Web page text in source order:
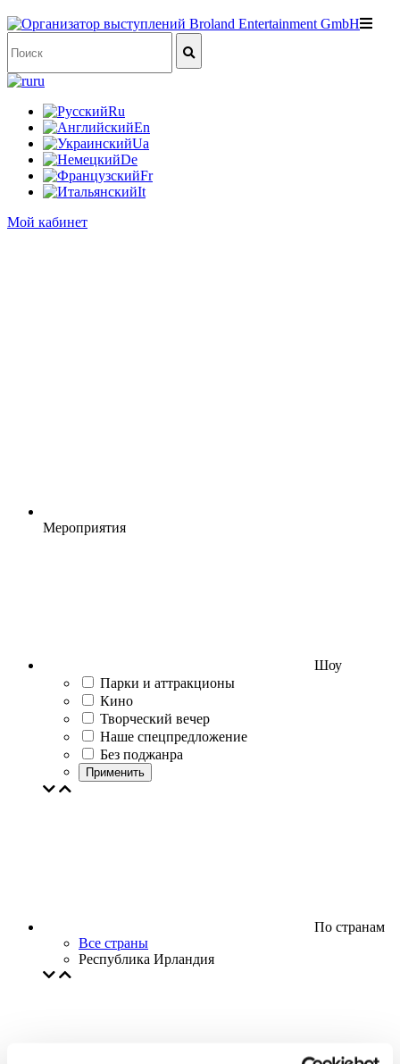
ru
Ru
En
Ua
De
Fr
It
Мой кабинет
Мероприятия
Шоу
Парки и аттракционы
Кино
Творческий вечер
Наше спецпредложение
Без поджанра
Применить
По странам
Все страны
Республика Ирландия